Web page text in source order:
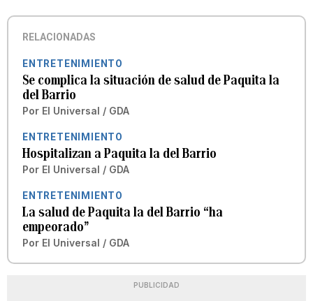
RELACIONADAS
ENTRETENIMIENTO
Se complica la situación de salud de Paquita la
del Barrio
Por El Universal / GDA
ENTRETENIMIENTO
Hospitalizan a Paquita la del Barrio
Por El Universal / GDA
ENTRETENIMIENTO
La salud de Paquita la del Barrio “ha
empeorado”
Por El Universal / GDA
PUBLICIDAD